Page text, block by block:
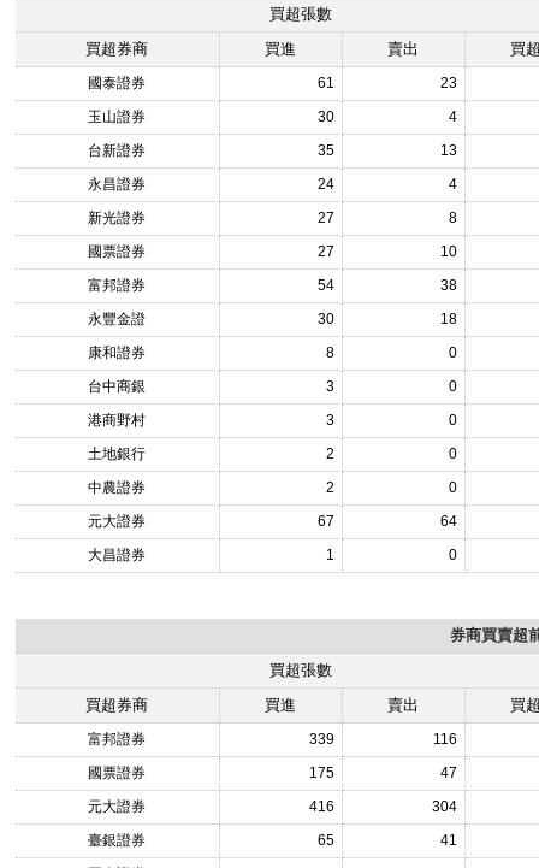
買超張數
買超券商
買進 賣出 買
國泰證券 61
23
玉山證券
30
4
台新證券
35
13
永昌證券
24
4
新光證券
27
8
國票證券
27
10
富邦證券
54
38
永豐金證
30
18
康和證券
8
0
台中商銀
3
0
港商野村
3
0
土地銀行
2
0
中農證券
2
0
元大證券
67
64
大昌證券
1 0
券商買賣超
買超張數
買超券商
買進 賣出 買
富邦證券 339
116
國票證券
175
47
元大證券
416
304
臺銀證券
65
41